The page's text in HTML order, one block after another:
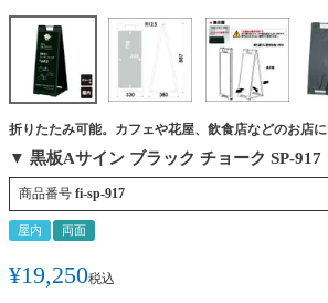
折りたたみ可能。カフェや花屋、飲食店などのお店に
▼ 黒板Aサイン ブラック チョーク SP-917
商品番号 fi-sp-917
屋内 両面
¥19,250税込